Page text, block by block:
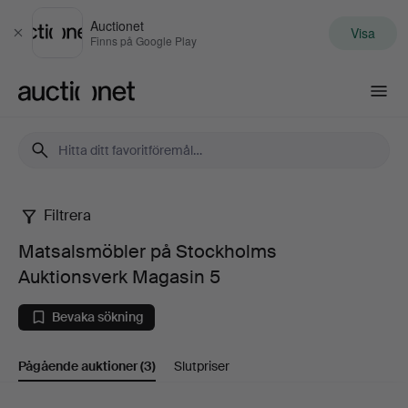
Stäng
Auctionet
Finns på Google Play Visa
Matsalsmöbler
på
Stockholms
Auktionsverk
Filtrera
Matsalsmöbler på Stockholms
Auktionsverk Magasin 5
Bevaka sökning
Pågående auktioner(3) Slutpriser